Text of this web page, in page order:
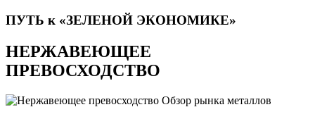
ПУТЬ к «ЗЕЛЕНОЙ ЭКОНОМИКЕ»
НЕРЖАВЕЮЩЕЕ
ПРЕВОСХОДСТВО
Обзор рынка металлов